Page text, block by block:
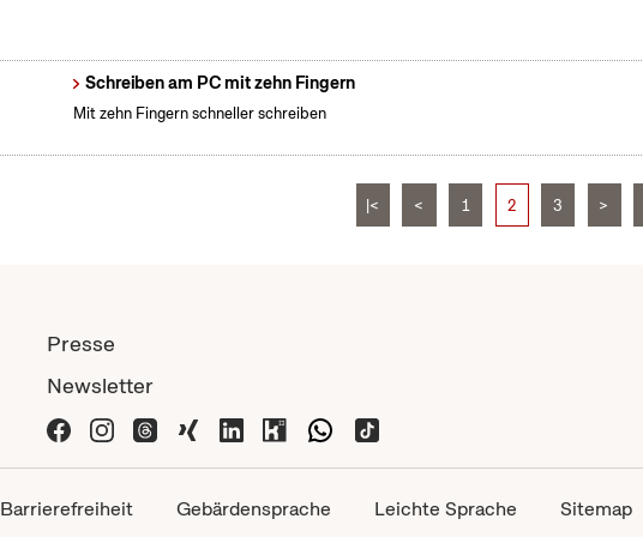
Schreiben am PC mit zehn Fingern
Mit zehn Fingern schneller schreiben
|< < 1 2 3 >
Presse
Newsletter
Barrierefreiheit Gebärdensprache Leichte Sprache Sitemap